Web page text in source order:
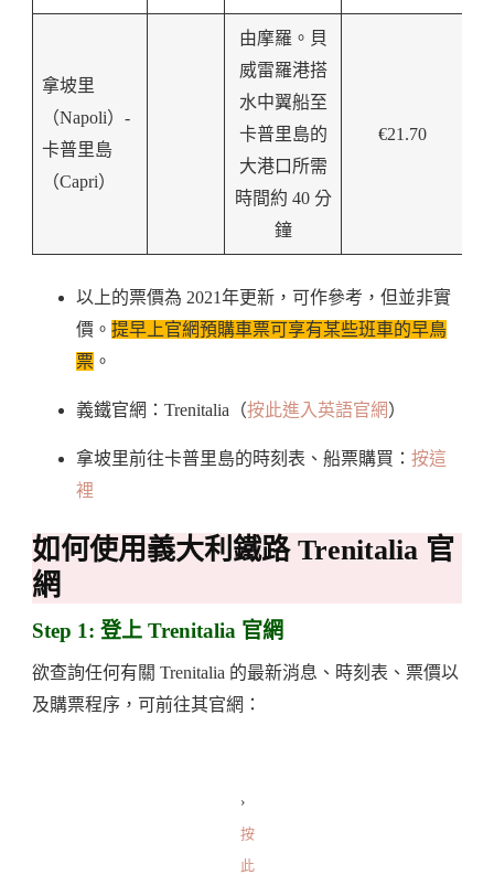
拿坡里
（Napoli）-
卡普里島
（Capri）
由摩羅。貝
威雷羅港搭
水中翼船至
卡普里島的
大港口所需
時間約 40 分
鐘
€21.70
以上的票價為 2021年更新，可作參考，但並非實
價。 提早上官網預購車票可享有某些班車的早鳥
票 。
義鐵官網：Trenitalia（按此進入英語官網）
拿坡里前往卡普里島的時刻表、船票購買： 按這
裡
如何使用義大利鐵路 Trenitalia 官
網
Step 1: 登上 Trenitalia 官網
欲查詢任何有關 Trenitalia 的最新消息、時刻表、票價以
及購票程序，可前往其官網：
›
按
此